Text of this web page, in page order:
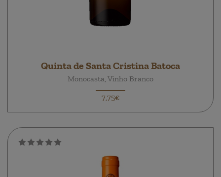
Quinta de Santa Cristina Batoca
Monocasta, Vinho Branco
7,75€